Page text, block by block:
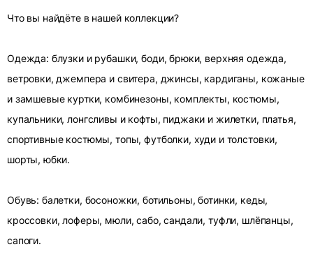
Что вы найдёте в нашей коллекции?
Одежда: блузки и рубашки, боди, брюки, верхняя одежда,
ветровки, джемпера и свитера, джинсы, кардиганы, кожаные
и замшевые куртки, комбинезоны, комплекты, костюмы,
купальники, лонгсливы и кофты, пиджаки и жилетки, платья,
спортивные костюмы, топы, футболки, худи и толстовки,
шорты, юбки.
Обувь: балетки, босоножки, ботильоны, ботинки, кеды,
кроссовки, лоферы, мюли, сабо, сандали, туфли, шлёпанцы,
сапоги.